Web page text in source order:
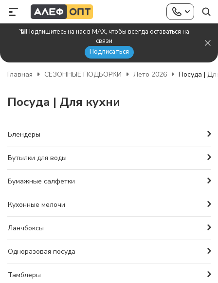
📶Подпишитесь на нас в MAX, чтобы всегда оставаться на
связи
Подписаться
Главная СЕЗОННЫЕ ПОДБОРКИ Лето 2026 Посуда |
Посуда | Для кухни
Блендеры
Бутылки для воды
Бумажные салфетки
Кухонные мелочи
Ланчбоксы
Одноразовая посуда
Тамблеры